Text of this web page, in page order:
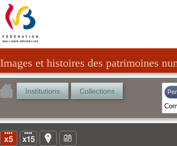
Images et histoires des patrimoines
Institutions Collections